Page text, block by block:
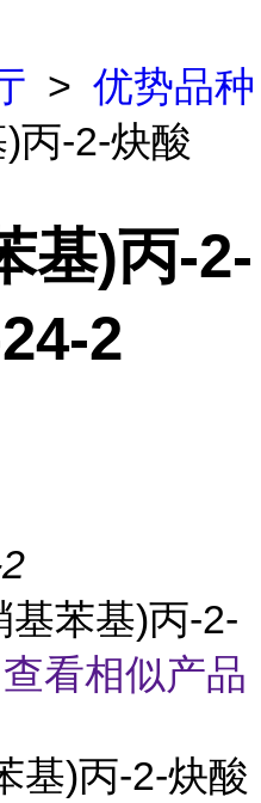
> 优势品种
丙-2-炔酸
基)丙-2-
2
基苯基)丙-2-
查看相似产品
基)丙-2-炔酸